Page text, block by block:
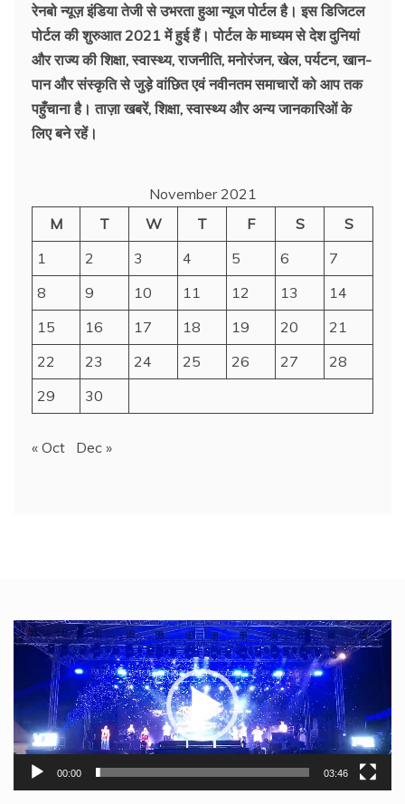
रेनबो न्यूज़ इंडिया तेजी से उभरता हुआ न्‍यूज पोर्टल है। इस डिजिटल
पोर्टल की शुरुआत 2021 में हुई हैं। पोर्टल के माध्यम से देश दुनियां
और राज्य की शिक्षा, स्वास्थ्य, राजनीति, मनोरंजन, खेल, पर्यटन, खान-
पान और संस्कृति से जुड़े वांछित एवं नवीनतम समाचारों को आप तक
पहुँचाना है। ताज़ा खबरें, शिक्षा, स्वास्थ्य और अन्य जानकारिओं के
लिए बने रहें।
November 2021
M
T W T F S
S
1
2 3 4 5 6
7
8
9 10 11 12 13
14
15
16 17 18 19 20
21
22
23 24 25 26 27
28
29
30
« Oct Dec »
Video
Player
00:00 03:46